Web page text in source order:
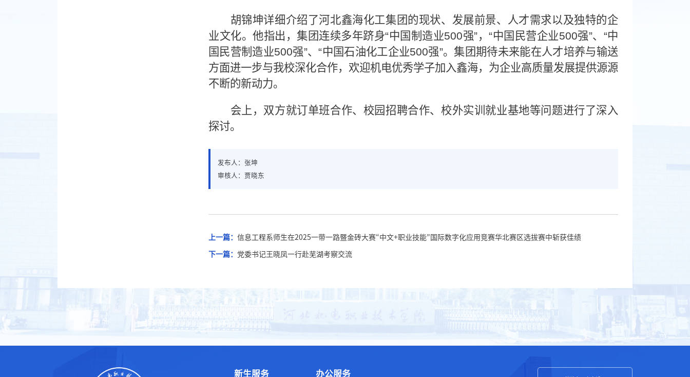
胡锦坤详细介绍了河北鑫海化工集团的现状、发展前景、人才需求以及独特的企
业文化。他指出，集团连续多年跻身“中国制造业500强”，“中国民营企业500强”、“中
国民营制造业500强”、“中国石油化工企业500强”。集团期待未来能在人才培养与输送
方面进一步与我校深化合作，欢迎机电优秀学子加入鑫海，为企业高质量发展提供源源
不断的新动力。
会上，双方就订单班合作、校园招聘合作、校外实训就业基地等问题进行了深入
探讨。
发布人：张坤
审核人：贾晓东
上一篇： 信息工程系师生在2025一带一路暨金砖大赛“中文+职业技能”国际数字化应用竞赛华北赛区选拔赛中斩获佳绩
下一篇： 党委书记王晓凤一行赴芜湖考察交流
新生服务 办公服务